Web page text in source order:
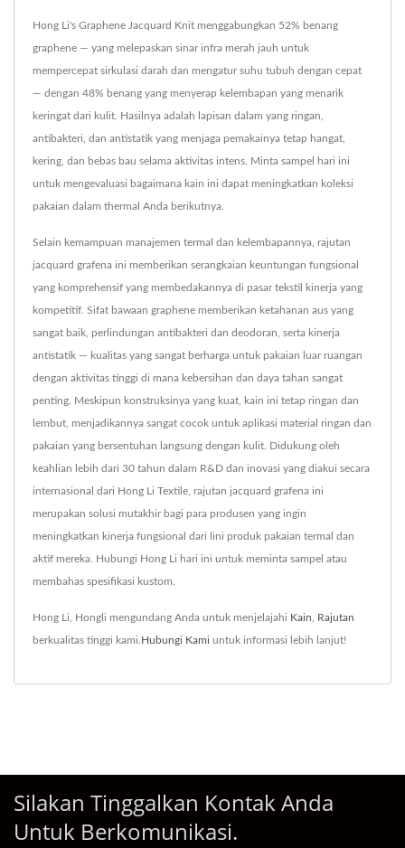
Hong Li's Graphene Jacquard Knit menggabungkan 52% benang
graphene — yang melepaskan sinar infra merah jauh untuk
mempercepat sirkulasi darah dan mengatur suhu tubuh dengan cepat
— dengan 48% benang yang menyerap kelembapan yang menarik
keringat dari kulit. Hasilnya adalah lapisan dalam yang ringan,
antibakteri, dan antistatik yang menjaga pemakainya tetap hangat,
kering, dan bebas bau selama aktivitas intens. Minta sampel hari ini
untuk mengevaluasi bagaimana kain ini dapat meningkatkan koleksi
pakaian dalam thermal Anda berikutnya.
Selain kemampuan manajemen termal dan kelembapannya, rajutan
jacquard grafena ini memberikan serangkaian keuntungan fungsional
yang komprehensif yang membedakannya di pasar tekstil kinerja yang
kompetitif. Sifat bawaan graphene memberikan ketahanan aus yang
sangat baik, perlindungan antibakteri dan deodoran, serta kinerja
antistatik — kualitas yang sangat berharga untuk pakaian luar ruangan
dengan aktivitas tinggi di mana kebersihan dan daya tahan sangat
penting. Meskipun konstruksinya yang kuat, kain ini tetap ringan dan
lembut, menjadikannya sangat cocok untuk aplikasi material ringan dan
pakaian yang bersentuhan langsung dengan kulit. Didukung oleh
keahlian lebih dari 30 tahun dalam R&D dan inovasi yang diakui secara
internasional dari Hong Li Textile, rajutan jacquard grafena ini
merupakan solusi mutakhir bagi para produsen yang ingin
meningkatkan kinerja fungsional dari lini produk pakaian termal dan
aktif mereka. Hubungi Hong Li hari ini untuk meminta sampel atau
membahas spesifikasi kustom.
Hong Li, Hongli mengundang Anda untuk menjelajahi Kain Rajutan
berkualitas tinggi kami. Hubungi Kami untuk informasi lebih lanjut!
Silakan Tinggalkan Kontak Anda
Untuk Berkomunikasi.